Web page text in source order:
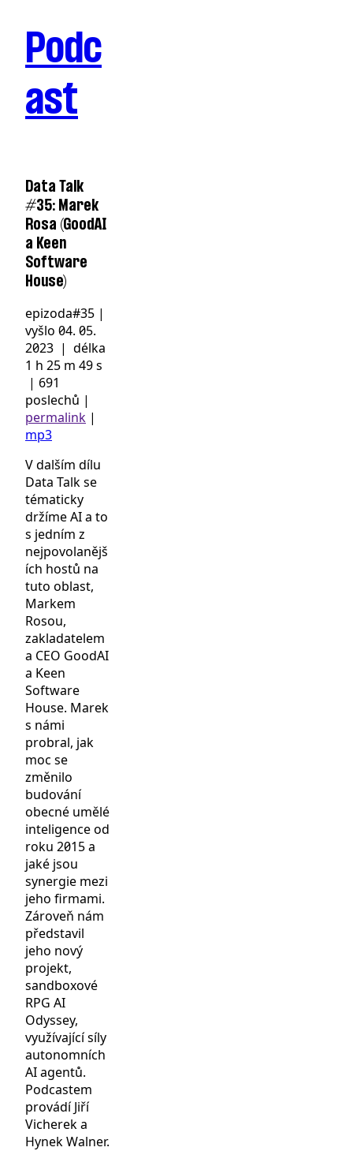
Podc
ast
Data Talk
#35: Marek
Rosa (GoodAI
a Keen
Software
House)
epizoda#35 |
vyšlo 04. 05.
2023 | délka
1 h 25 m 49 s
| 691
poslechů |
permalink |
mp3
V dalším dílu
Data Talk se
tématicky
držíme AI a to
s jedním z
nejpovolanějš
ích hostů na
tuto oblast,
Markem
Rosou,
zakladatelem
a CEO GoodAI
a Keen
Software
House. Marek
s námi
probral, jak
moc se
změnilo
budování
obecné umělé
inteligence od
roku 2015 a
jaké jsou
synergie mezi
jeho firmami.
Zároveň nám
představil
jeho nový
projekt,
sandboxové
RPG AI
Odyssey,
využívající síly
autonomních
AI agentů.
Podcastem
provádí Jiří
Vicherek a
Hynek Walner.